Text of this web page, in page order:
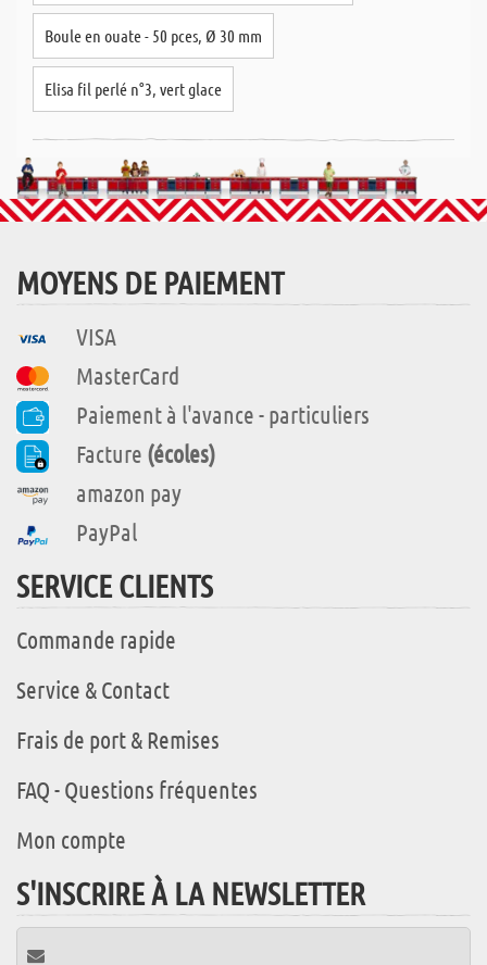
Boule en ouate - 50 pces, Ø 30 mm
Elisa fil perlé n°3, vert glace
MOYENS DE PAIEMENT
VISA
MasterCard
Paiement à l'avance - particuliers
Facture (écoles)
amazon pay
PayPal
SERVICE CLIENTS
Commande rapide
Service & Contact
Frais de port & Remises
FAQ - Questions fréquentes
Mon compte
S'INSCRIRE À LA NEWSLETTER